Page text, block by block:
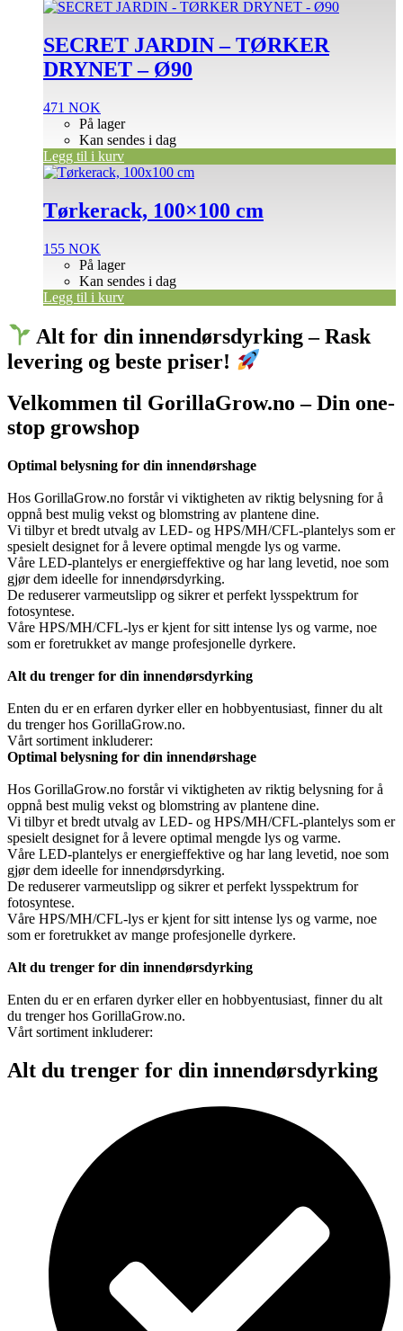
SECRET JARDIN – TØRKER
DRYNET – Ø90
471 NOK
På lager
Kan sendes i dag
Legg til i kurv
Tørkerack, 100×100 cm
155 NOK
På lager
Kan sendes i dag
Legg til i kurv
Alt for din innendørsdyrking – Rask
levering og beste priser!
Velkommen til GorillaGrow.no – Din one-
stop growshop
Optimal belysning for din innendørshage
Hos GorillaGrow.no forstår vi viktigheten av riktig belysning for å
oppnå best mulig vekst og blomstring av plantene dine.
Vi tilbyr et bredt utvalg av LED- og HPS/MH/CFL-plantelys som er
spesielt designet for å levere optimal mengde lys og varme.
Våre LED-plantelys er energieffektive og har lang levetid, noe som
gjør dem ideelle for innendørsdyrking.
De reduserer varmeutslipp og sikrer et perfekt lysspektrum for
fotosyntese.
Våre HPS/MH/CFL-lys er kjent for sitt intense lys og varme, noe
som er foretrukket av mange profesjonelle dyrkere.
Alt du trenger for din innendørsdyrking
Enten du er en erfaren dyrker eller en hobbyentusiast, finner du alt
du trenger hos GorillaGrow.no.
Vårt sortiment inkluderer:
Optimal belysning for din innendørshage
Hos GorillaGrow.no forstår vi viktigheten av riktig belysning for å
oppnå best mulig vekst og blomstring av plantene dine.
Vi tilbyr et bredt utvalg av LED- og HPS/MH/CFL-plantelys som er
spesielt designet for å levere optimal mengde lys og varme.
Våre LED-plantelys er energieffektive og har lang levetid, noe som
gjør dem ideelle for innendørsdyrking.
De reduserer varmeutslipp og sikrer et perfekt lysspektrum for
fotosyntese.
Våre HPS/MH/CFL-lys er kjent for sitt intense lys og varme, noe
som er foretrukket av mange profesjonelle dyrkere.
Alt du trenger for din innendørsdyrking
Enten du er en erfaren dyrker eller en hobbyentusiast, finner du alt
du trenger hos GorillaGrow.no.
Vårt sortiment inkluderer:
Alt du trenger for din innendørsdyrking